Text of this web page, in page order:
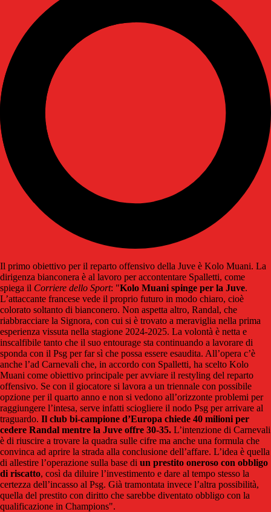
Il primo obiettivo per il reparto offensivo della Juve è Kolo Muani. La
dirigenza bianconera è al lavoro per accontentare Spalletti, come
spiega il Corriere dello Sport: "Kolo Muani spinge per la Juve.
L’attaccante francese vede il proprio futuro in modo chiaro, cioè
colorato soltanto di bianconero. Non aspetta altro, Randal, che
riabbracciare la Signora, con cui si è trovato a meraviglia nella prima
esperienza vissuta nella stagione 2024-2025. La volontà è netta e
inscalfibile tanto che il suo entourage sta continuando a lavorare di
sponda con il Psg per far sì che possa essere esaudita. All’opera c’è
anche l’ad Carnevali che, in accordo con Spalletti, ha scelto Kolo
Muani come obiettivo principale per avviare il restyling del reparto
offensivo. Se con il giocatore si lavora a un triennale con possibile
opzione per il quarto anno e non si vedono all’orizzonte problemi per
raggiungere l’intesa, serve infatti sciogliere il nodo Psg per arrivare al
traguardo. Il club bi-campione d’Europa chiede 40 milioni per
cedere Randal mentre la Juve offre 30-35. L’intenzione di Carnevali
è di riuscire a trovare la quadra sulle cifre ma anche una formula che
convinca ad aprire la strada alla conclusione dell’affare. L’idea è quella
di allestire l’operazione sulla base di un prestito oneroso con obbligo
di riscatto, così da diluire l’investimento e dare al tempo stesso la
certezza dell’incasso al Psg. Già tramontata invece l’altra possibilità,
quella del prestito con diritto che sarebbe diventato obbligo con la
qualificazione in Champions".